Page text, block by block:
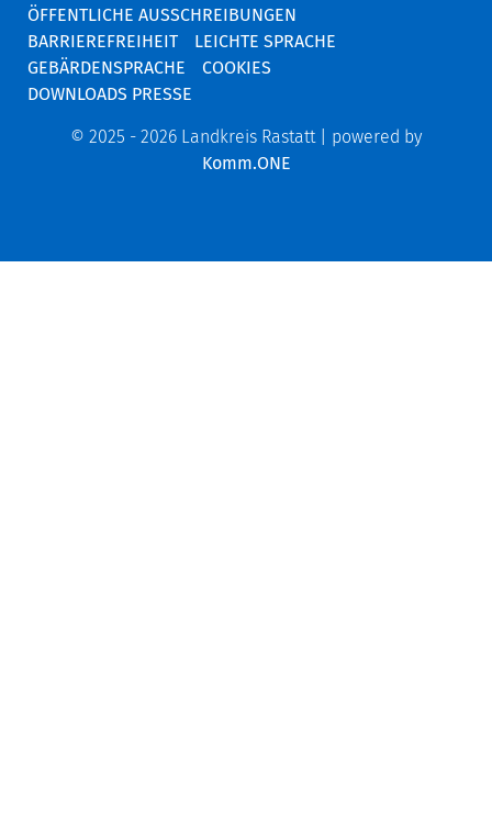
ÖFFENTLICHE AUSSCHREIBUNGEN
BARRIEREFREIHEIT
LEICHTE SPRACHE
GEBÄRDENSPRACHE
COOKIES
DOWNLOADS PRESSE
© 2025 - 2026 Landkreis Rastatt | powered by
Komm.ONE